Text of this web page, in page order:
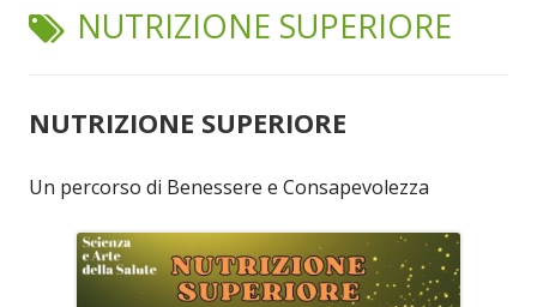
TAG:
NUTRIZIONE SUPERIORE
NUTRIZIONE SUPERIORE
Un percorso di Benessere e Consapevolezza